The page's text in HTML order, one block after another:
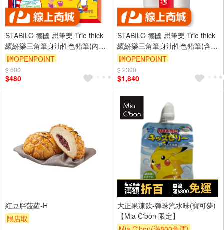
STABILO 德國 思筆樂 Trio thick
繽紛樂三角筆身油性色鉛筆(內含
專用削筆器) 紙盒 24色組 / 盒
ST203/2-24
贈OPENPOINT
$ 600
$480
STABILO 德國 思筆樂 Trio thick
繽紛樂三角筆身油性色鉛筆(含專
用筆筒) 18色92支 / 入
ST203/92-1
贈OPENPOINT
$ 2300
$1,840
紅豆胖菠蘿-H
限店取
大正果凍飲-彈珠汽水味(寶可夢)
【Mia C'bon 限定】